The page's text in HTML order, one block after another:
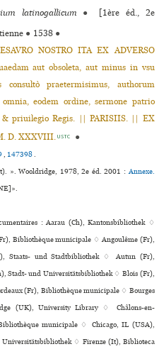
latinogallicum ●
[1ère éd., 2e
● 1538 ●
NOSTRO ITA EX ADVERSO
aut obsoleta, aut minus in vsu
praetermisimus, authorum
eodem ordine, sermone patrio
priuilegio Regis. || PARISIIS. || EX
D. XXXVIII. USTC ●
, 147398.
». Wooldridge, 1978, 2e éd. 2001 :Annexe.
: Aarau (Ch), Kantonsbibliothek ♢
Bibliothèque muni­ci­pale ♢ Angoulême (Fr),
Staats- und Stadtbibliothek ♢ Autun (Fr),
Stadt- und Universitätsbibliothek ♢ Blois (Fr),
(Fr), Bibliothèque muni­ci­pale ♢ Bourges
(UK), University Library ♢ Châlons-en-
muni­ci­pale ♢ Chicago, IL (USA),
♢ Firenze (It), Biblioteca